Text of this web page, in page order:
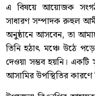
এ বিষয়ে আয়োজক
সাধারণ সম্পাদক রুহুল
অনুষ্ঠানে আসবেন, তা
তিনি হঠাৎ মঞ্চে উঠে
দেওয়া সম্ভব হয়নি।
আসামির উপস্থিতির কারণে